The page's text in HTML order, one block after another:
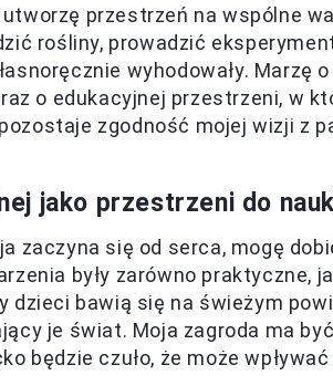
przestrzeń na wspólne
rośliny, prowadzić
wyhodowały. Marzę
o edukacyjnej przestrzeni, w
zgodność mojej wizji z
jako przestrzeni do
zaczyna się od serca, mogę
były zarówno praktyczne,
dzieci bawią się na świeżym
je świat. Moja zagroda ma
będzie czuło, że może